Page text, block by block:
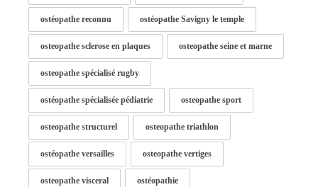
ostéopathe reconnu ostéopathe Savigny le temple
osteopathe sclerose en plaques osteopathe seine et marne
osteopathe spécialisé rugby
ostéopathe spécialisée pédiatrie osteopathe sport
osteopathe structurel osteopathe triathlon
ostéopathe versailles osteopathe vertiges
osteopathe visceral ostéopathie